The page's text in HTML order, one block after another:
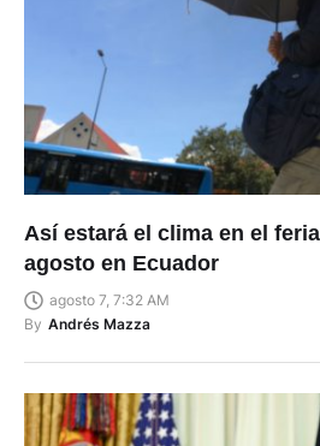
Así estará el clima en el
agosto en Ecuador
agosto 7, 7:32 AM
By Andrés Mazza